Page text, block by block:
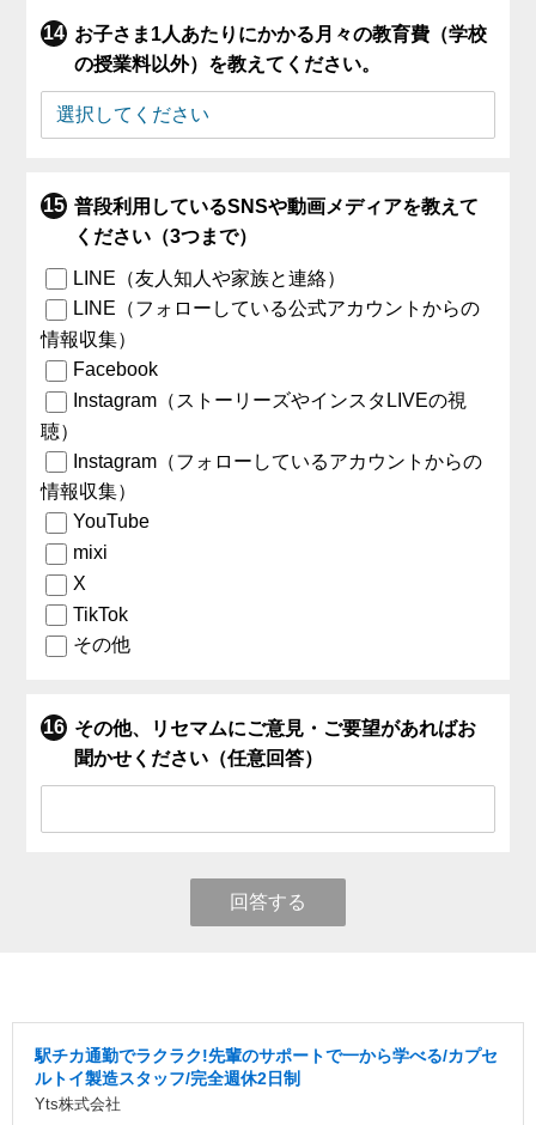
お子さま1人あたりにかかる月々の教育費（学校
の授業料以外）を教えてください。
普段利用しているSNSや動画メディアを教えて
ください（3つまで）
LINE（友人知人や家族と連絡）
LINE（フォローしている公式アカウントからの
情報収集）
Facebook
Instagram（ストーリーズやインスタLIVEの視
聴）
Instagram（フォローしているアカウントからの
情報収集）
YouTube
mixi
X
TikTok
その他
その他、リセマムにご意見・ご要望があればお
聞かせください（任意回答）
回答する
駅チカ通勤でラクラク!先輩のサポートで一から学べる/カプセ
ルトイ製造スタッフ/完全週休2日制
Yts株式会社